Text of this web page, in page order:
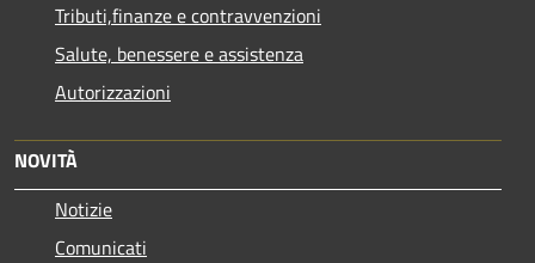
Tributi,finanze e contravvenzioni
Salute, benessere e assistenza
Autorizzazioni
NOVITÀ
Notizie
Comunicati